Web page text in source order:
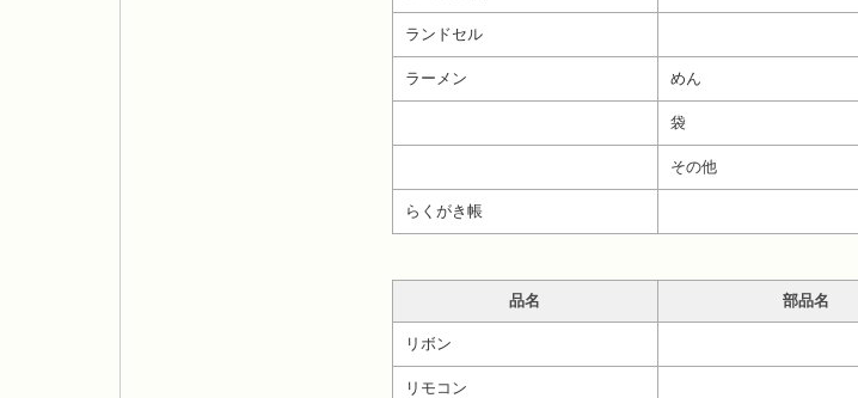
ランドセル
ラーメン めん
袋
その他
らくがき帳
品名 部品名
リボン
リモコン